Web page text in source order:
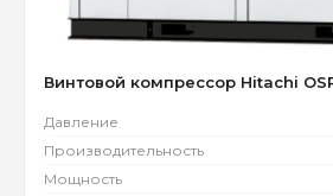
Винтовой компрессор Hitachi
Давление
Производительность
Мощность